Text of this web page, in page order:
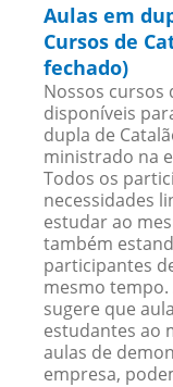
Aulas em
Cursos de
fechado)
Nossos cursos
disponíveis
dupla de
ministrado na
Todos os
necessidades
estudar ao
também
participantes
mesmo tempo.
sugere que
estudantes ao
aulas de
empresa,